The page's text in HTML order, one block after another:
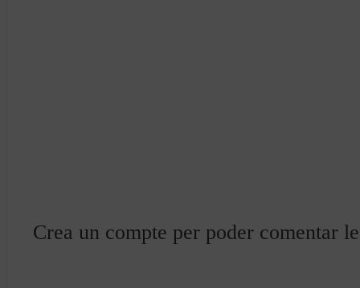
Crea un compte per poder comentar